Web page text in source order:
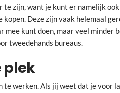
te zijn, want je kunt er namelijk
kopen. Deze zijn vaak helemaal
mee kunt doen, maar veel minder
tweedehands bureaus.
plek
te werken. Als jij weet dat je voor